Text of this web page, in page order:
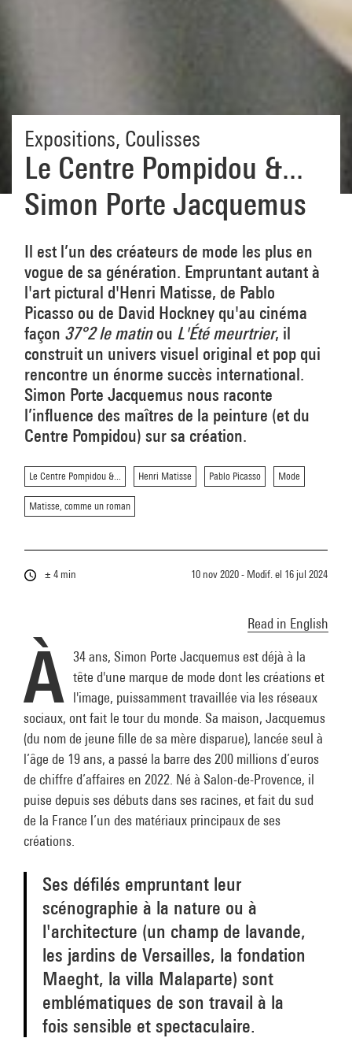
Expositions, Coulisses
Le Centre Pompidou &...
Simon Porte Jacquemus
Il est l’un des créateurs de mode les plus en
vogue de sa génération. Empruntant autant à
l'art pictural d'Henri Matisse, de Pablo
Picasso ou de David Hockney qu'au cinéma
façon 37°2 le matinou L'Été meurtrier, il
construit un univers visuel original et pop qui
rencontre un énorme succès international.
Simon Porte Jacquemus nous raconte
l’influence des maîtres de la peinture (et du
Centre Pompidou) sur sa création.
Le Centre Pompidou &... Henri Matisse Pablo Picasso Mode
Matisse, comme un roman
± 4 min 10 nov 2020 - Modif. el 16 jul 2024
Read in English
À 34 ans, Simon Porte Jacquemus est déjà à la
tête d'une marque de mode dont les créations et
l'image, puissamment travaillée via les réseaux
sociaux, ont fait le tour du monde. Sa maison, Jacquemus
(du nom de jeune fille de sa mère disparue), lancée seul à
l’âge de 19 ans, a passé la barre des 200 millions d’euros
de chiffre d’affaires en 2022. Né à Salon-de-Provence, il
puise depuis ses débuts dans ses racines, et fait du sud
de la France l’un des matériaux principaux de ses
créations.
Ses défilés empruntant leur
scénographie à la nature ou à
l'architecture (un champ de lavande,
les jardins de Versailles, la fondation
Maeght, la villa Malaparte) sont
emblématiques de son travail à la
fois sensible et spectaculaire.